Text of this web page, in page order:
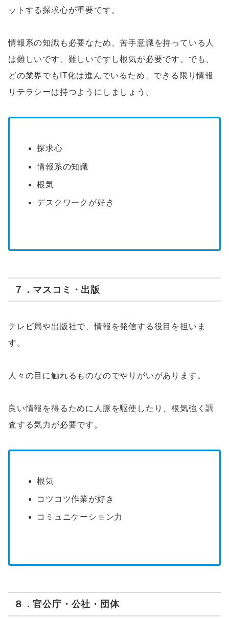
ットする探求心が重要です。
情報系の知識も必要なため、苦手意識を持っている人
は難しいです。難しいですし根気が必要です。でも、
どの業界でもIT化は進んでいるため、できる限り情報
リテラシーは持つようにしましょう。
探求心
情報系の知識
根気
デスクワークが好き
７．マスコミ・出版
テレビ局や出版社で、情報を発信する役目を担いま
す。
人々の目に触れるものなのでやりがいがあります。
良い情報を得るために人脈を駆使したり、根気強く調
査する気力が必要です。
根気
コツコツ作業が好き
コミュニケーション力
８．官公庁・公社・団体